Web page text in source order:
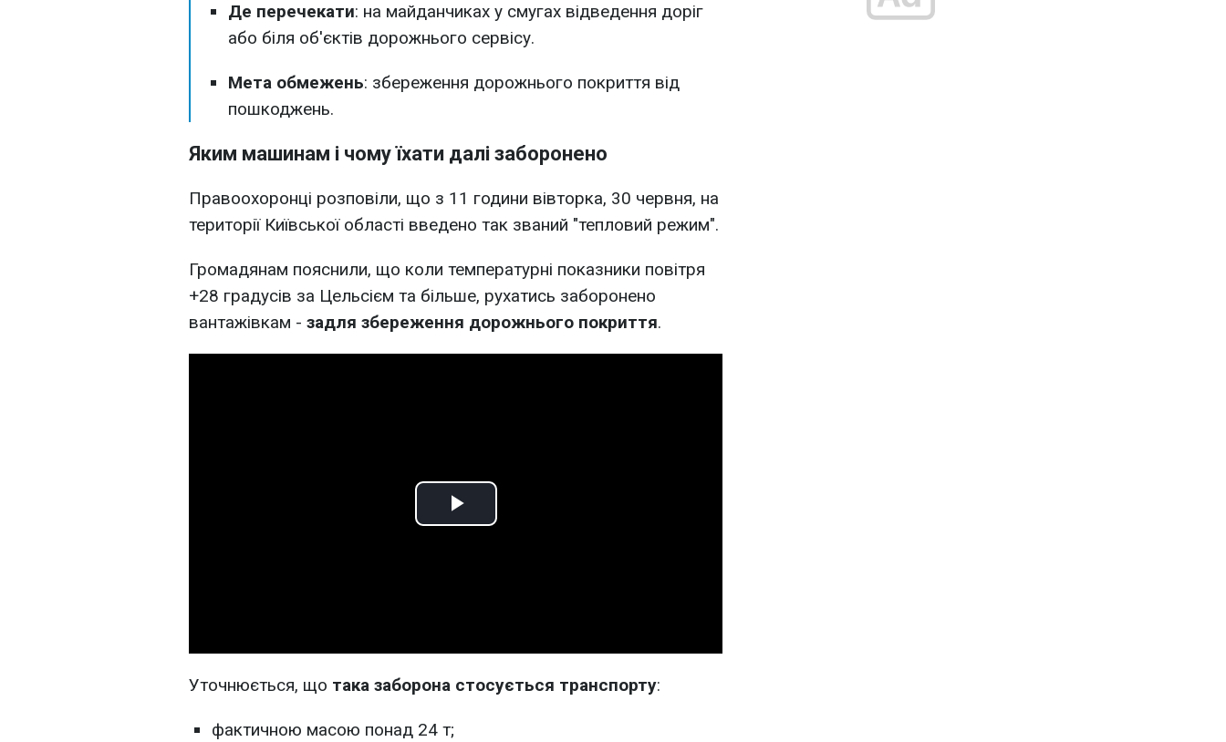
Де перечекати: на майданчиках у смугах відведення доріг
або біля об'єктів дорожнього сервісу.
Мета обмежень: збереження дорожнього покриття від
пошкоджень.
Яким машинам і чому їхати далі заборонено
Правоохоронці розповіли, що з 11 години вівторка, 30 червня, на
території Київської області введено так званий "тепловий режим".
Громадянам пояснили, що коли температурні показники повітря
+28 градусів за Цельсієм та більше, рухатись заборонено
вантажівкам - задля збереження дорожнього покриття.
Play
Уточнюється, що така заборона стосується транспорту:
фактичною масою понад 24 т;